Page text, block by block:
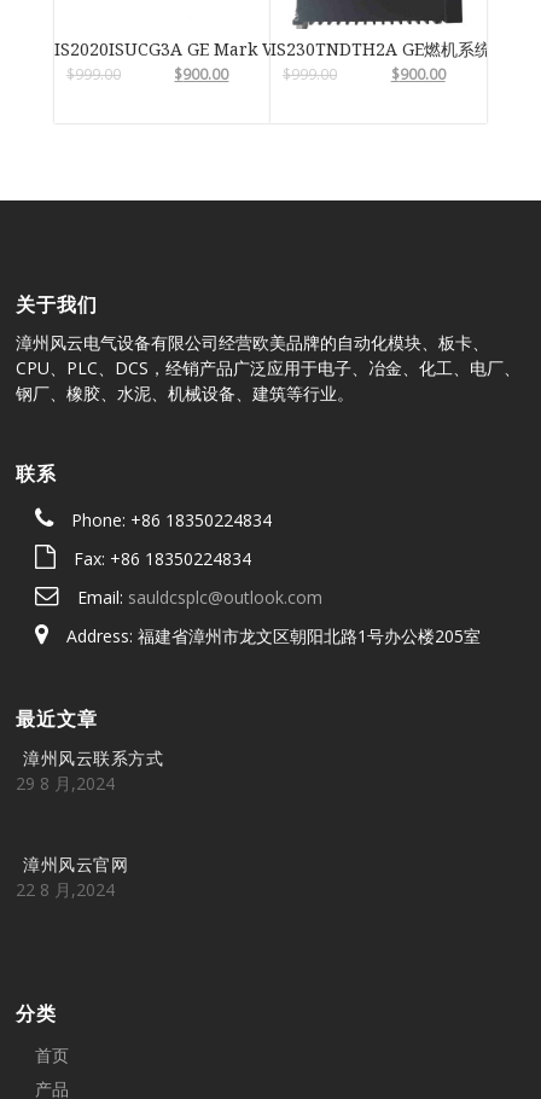
IS2020ISUCG3A GE Mark VIe
$999.00 $900.00
IS230TNDTH2A GE燃机系统
$999.00 $900.00
关于我们
漳州风云电气设备有限公司经营欧美品牌的自动化模块、板卡、
CPU、PLC、DCS，经销产品广泛应用于电子、冶金、化工、电厂、
钢厂、橡胶、水泥、机械设备、建筑等行业。
联系
Phone: +86 18350224834
Fax: +86 18350224834
Email: sauldcsplc@outlook.com
Address: 福建省漳州市龙文区朝阳北路1号办公楼205室
最近文章
漳州风云联系方式
29 8 月,2024
漳州风云官网
22 8 月,2024
分类
首页
产品